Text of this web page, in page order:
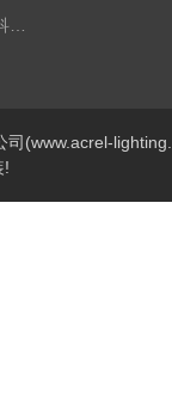
Acrel-2000E安科瑞Acrel配电室综合监控系统
(www.acrel-
!